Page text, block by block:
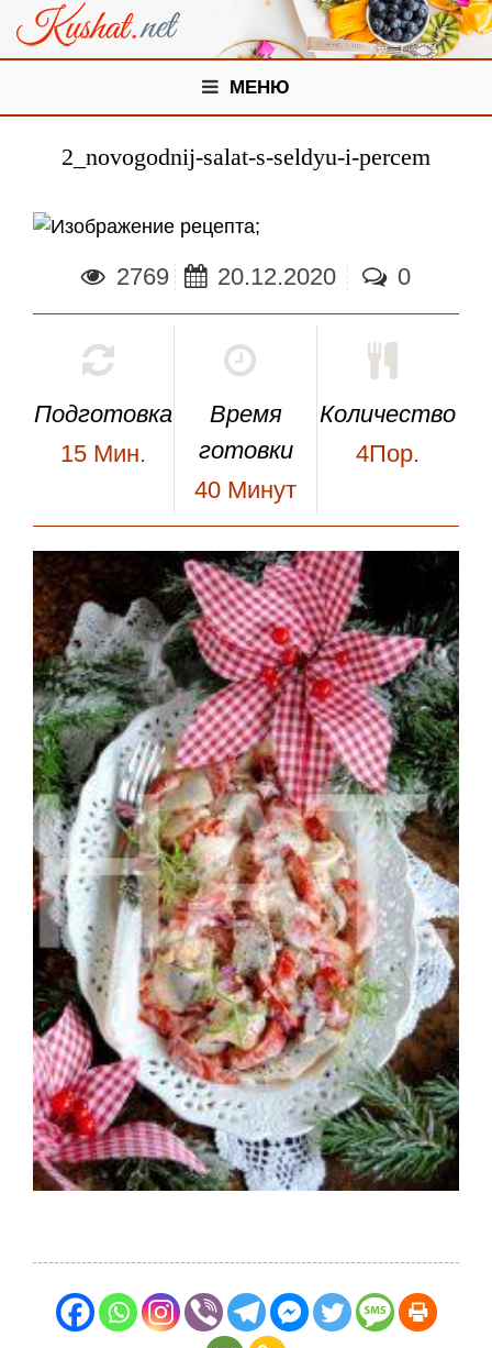
МЕНЮ
2_novogodnij-salat-s-seldyu-i-percem
;
2769 20.12.2020 0
Подготовка
15 Мин.
Время
готовки
40 Минут
Количество
4Пор.